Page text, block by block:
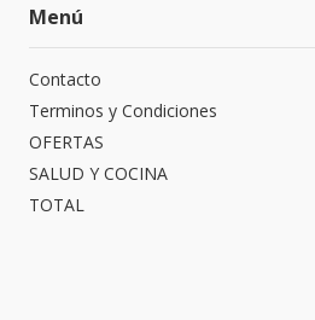
Menú
Contacto
Terminos y Condiciones
OFERTAS
SALUD Y COCINA
TOTAL